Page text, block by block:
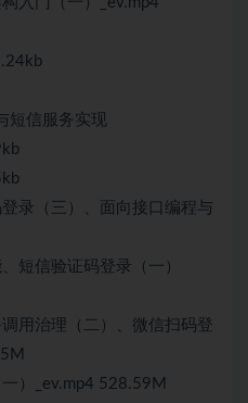
短信服务实现
录（三）、面向接口编程与
短信验证码登录（一）
用治理（二）、微信扫码登
）_ev.mp4 528.59M